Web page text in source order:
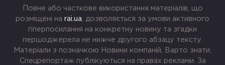
Повне або часткове використання матеріалів, що
розміщені на rai.ua , дозволяється за умови активного
гіперпосилання на конкретну новину та згадки
першоджерела не нижче другого абзацу тексту.
Матеріали з позначкою Новини компаній, Варто знати,
Спецрепортаж публікуються на правах реклами. За